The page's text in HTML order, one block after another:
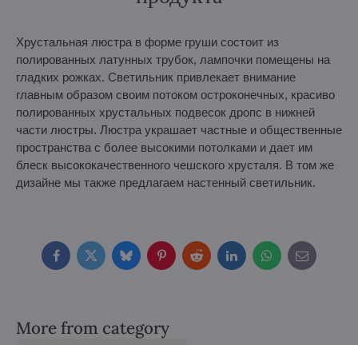
Хрустальная люстра в форме груши состоит из
полированных латунных трубок, лампочки помещены на
гладких рожках. Светильник привлекает внимание
главным образом своим потоком остроконечных, красиво
полированных хрустальных подвесок дропс в нижней
части люстры. Люстра украшает частные и общественные
пространства с более высокими потолками и дает им
блеск высококачественного чешского хрусталя. В том же
дизайне мы также предлагаем настенный светильник.
FacebookTwitterBlueskyPinterestRedditLinkedInWhatsApp
E-
mail
More from category